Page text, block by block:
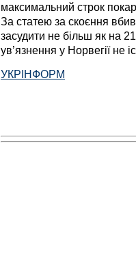
максимальний строк
За статею за скоєння
засудити не більш як на
ув’язнення у Норвегії не
УКРІНФОРМ